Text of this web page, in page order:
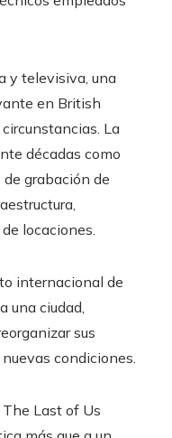
y televisiva, una
en British
La
décadas como
grabación de
locaciones.
internacional de
una ciudad,
sus
condiciones.
Last of Us